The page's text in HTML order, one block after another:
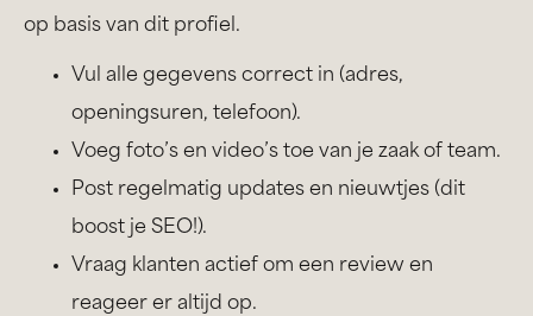
op basis van dit profiel.
Vul alle gegevens correct in (adres,
openingsuren, telefoon).
Voeg foto’s en video’s toe van je zaak of team.
Post regelmatig updates en nieuwtjes (dit
boost je SEO!).
Vraag klanten actief om een review en
reageer er altijd op.